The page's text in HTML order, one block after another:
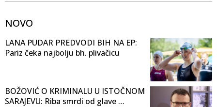
NOVO
LANA PUDAR PREDVODI BIH NA EP:
Pariz čeka najbolju bh. plivačicu
BOŽOVIĆ O KRIMINALU U ISTOČNOM
SARAJEVU: Riba smrdi od glave …